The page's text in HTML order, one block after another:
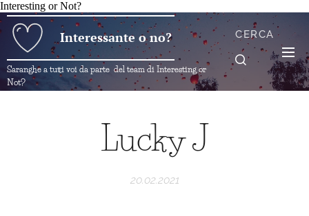
Interesting or Not?
Interessante o no?
Saranghe a tutti voi da parte del team di Interesting or
Not?
CERCA
Lucky J
20.02.2021